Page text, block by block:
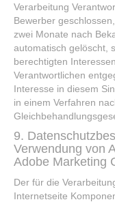
Verarbeitung
Bewerber
zwei Monate nach
automatisch gelöscht,
berechtigten
Verantwortlichen
Interesse in diesem
in einem Verfahren
9.
Verwendung von
Adobe Marketing
Der für die
Internetseite